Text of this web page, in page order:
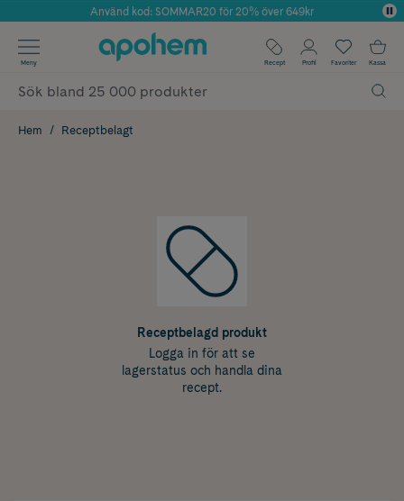
Årets Butik 2025 inom Skönhet
Använd kod: SOMMAR20 för 20% över 649kr
✓ Fri frakt
✓ Poäng på alla köp*
Meny Recept Profil Favoriter Kassa
Hem Receptbelagt
Receptbelagd produkt
Logga in för att se
lagerstatus och handla dina
recept.